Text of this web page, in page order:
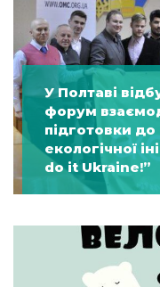
У Полтаві
форум
підготовки до
екологічної
do it Ukraine!”